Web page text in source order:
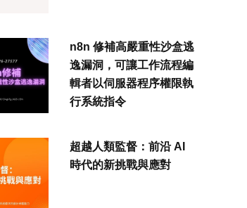
n8n 修補高嚴重性沙盒逃
逸漏洞，可讓工作流程編
輯者以伺服器程序權限執
行系統指令
超越人類監督：前沿 AI
時代的新挑戰與應對